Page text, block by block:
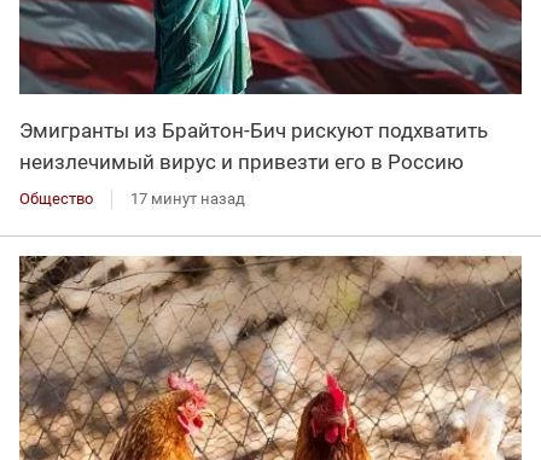
Эмигранты из Брайтон-Бич рискуют подхватить
неизлечимый вирус и привезти его в Россию
Общество 17 минут назад